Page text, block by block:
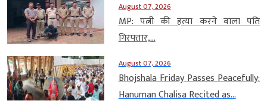
August 07, 2026
MP: पत्नी की हत्या करने वाला पति
गिरफ्तार,...
August 07, 2026
Bhojshala Friday Passes Peacefully:
Hanuman Chalisa Recited as...